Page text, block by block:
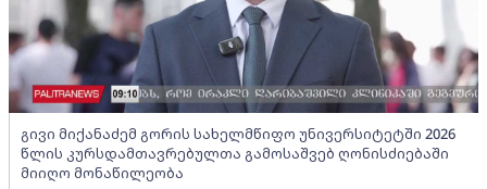
გივი მიქანაძემ გორის სახელმწიფო უნივერსიტეტში 2026
წლის კურსდამთავრებულთა გამოსაშვებ ღონისძიებაში
მიიღო მონაწილეობა